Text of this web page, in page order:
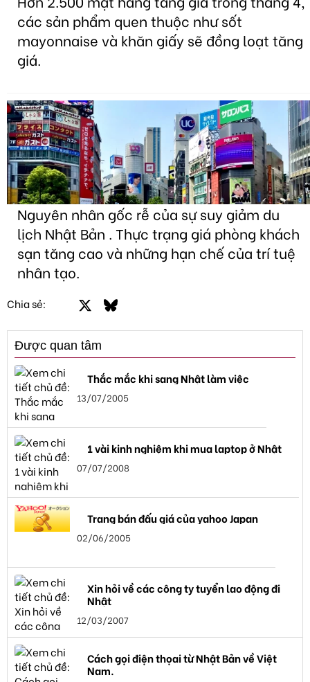
các sản phẩm quen thuộc như sốt
mayonnaise và khăn giấy sẽ đồng loạt tăng
giá.
Nguyên nhân gốc rễ của sự suy giảm du
lịch Nhật Bản . Thực trạng giá phòng khách
sạn tăng cao và những hạn chế của trí tuệ
nhân tạo.
Chia sẻ: FacebookBluesky
Được quan tâm
Thắc mắc khi sang Nhật làm việc
13/07/2005
1 vài kinh nghiệm khi mua laptop ở Nhật
07/07/2008
Trang bán đấu giá của yahoo Japan
02/06/2005
Xin hỏi về các công ty tuyển lao động đi
Nhật
12/03/2007
Cách gọi điện thọai từ Nhật Bản về Việt
Nam.